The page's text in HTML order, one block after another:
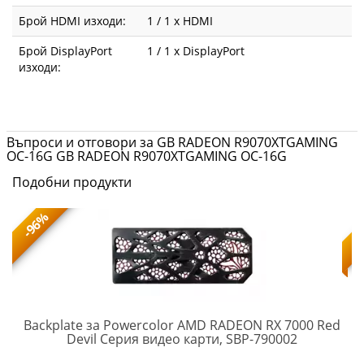
Брой HDMI изходи:
1 / 1 x HDMI
Брой DisplayPort
изходи:
1 / 1 x DisplayPort
Въпроси и отговори за GB RADEON R9070XTGAMING
OC-16G GB RADEON R9070XTGAMING OC-16G
Подобни продукти
-96%
Backplate за Powercolor AMD RADEON RX 7000 Red
Devil Серия видео карти, SBP-790002